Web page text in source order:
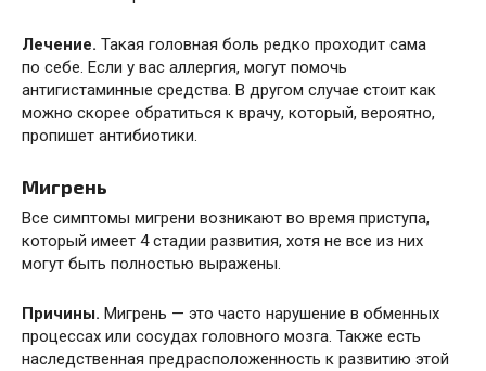
Лечение. Такая головная боль редко проходит сама
по себе. Если у вас аллергия, могут помочь
антигистаминные средства. В другом случае стоит как
можно скорее обратиться к врачу, который, вероятно,
пропишет антибиотики.
Мигрень
Все симптомы мигрени возникают во время приступа,
который имеет 4 стадии развития, хотя не все из них
могут быть полностью выражены.
Причины. Мигрень — это часто нарушение в обменных
процессах или сосудах головного мозга. Также есть
наследственная предрасположенность к развитию этой